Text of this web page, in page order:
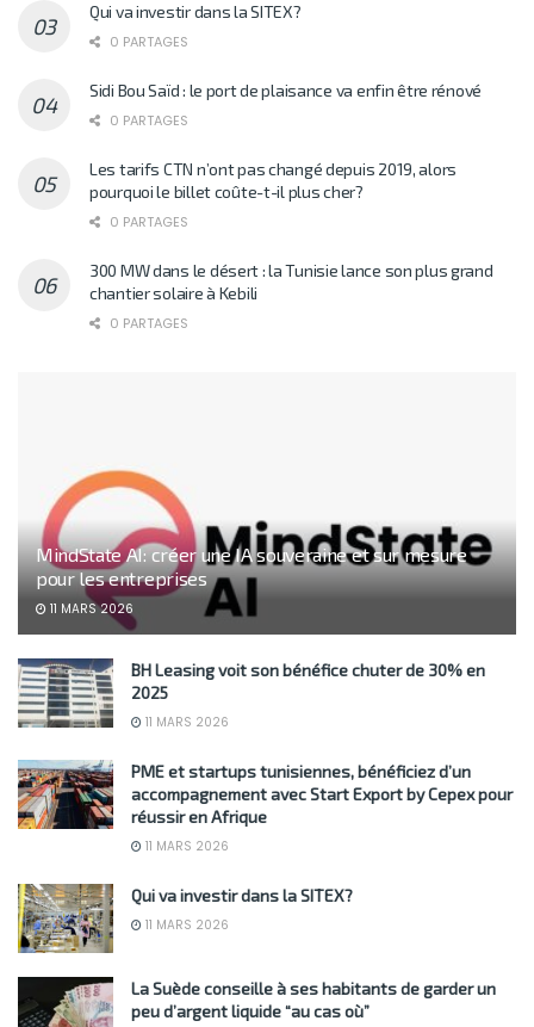
Qui va investir dans la SITEX?
0 PARTAGES
Sidi Bou Saïd : le port de plaisance va enfin être rénové
0 PARTAGES
Les tarifs CTN n’ont pas changé depuis 2019, alors
pourquoi le billet coûte-t-il plus cher?
0 PARTAGES
300 MW dans le désert : la Tunisie lance son plus grand
chantier solaire à Kebili
0 PARTAGES
MindState AI: créer une IA souveraine et sur mesure
pour les entreprises
11 MARS 2026
BH Leasing voit son bénéfice chuter de 30% en
2025
11 MARS 2026
PME et startups tunisiennes, bénéficiez d’un
accompagnement avec Start Export by Cepex pour
réussir en Afrique
11 MARS 2026
Qui va investir dans la SITEX?
11 MARS 2026
La Suède conseille à ses habitants de garder un
peu d’argent liquide “au cas où”